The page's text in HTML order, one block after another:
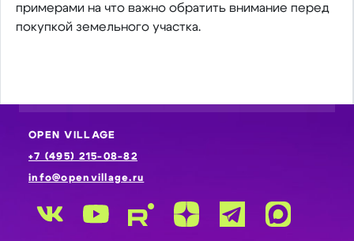
примерами на что важно обратить внимание перед
покупкой земельного участка.
OPEN VILLAGE
+7 (495) 215-08-82
info@openvillage.ru